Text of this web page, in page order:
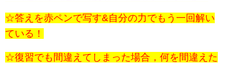
☆答えを赤ペンで写す&自分の力でもう一回解い
ている！
☆復習でも間違えてしまった場合，何を間違えた